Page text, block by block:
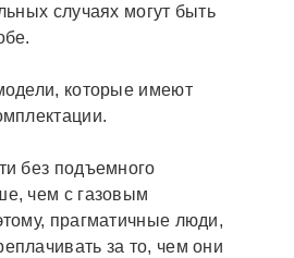
случаях могут быть
которые имеют
без подъемного
чем с газовым
прагматичные люди,
за то, чем они